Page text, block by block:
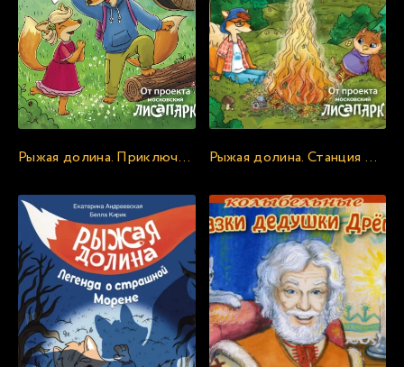
Рыжая долина. Приключения лисёнка Шустрика - Екатерина Андреевская, Изабелла Кирик, Неизвестен Рыжая долина. Станция Лисавецкая - Екатерина Андреевская, Изабелла Кирик, Неизвестен